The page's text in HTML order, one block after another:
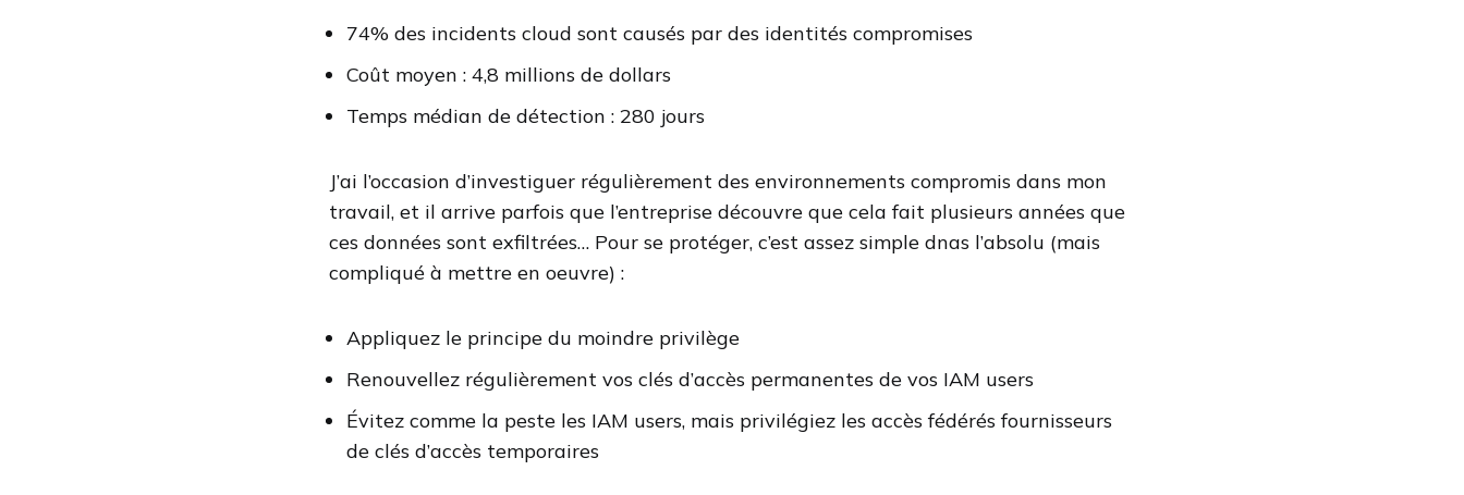
74% des incidents cloud sont causés par des identités compromises
Coût moyen : 4,8 millions de dollars
Temps médian de détection : 280 jours
J’ai l’occasion d’investiguer régulièrement des environnements compromis dans mon
travail, et il arrive parfois que l’entreprise découvre que cela fait plusieurs années que
ces données sont exfiltrées… Pour se protéger, c’est assez simple dnas l’absolu (mais
compliqué à mettre en oeuvre) :
Appliquez le principe du moindre privilège
Renouvellez régulièrement vos clés d’accès permanentes de vos IAM users
Évitez comme la peste les IAM users, mais privilégiez les accès fédérés fournisseurs
de clés d’accès temporaires